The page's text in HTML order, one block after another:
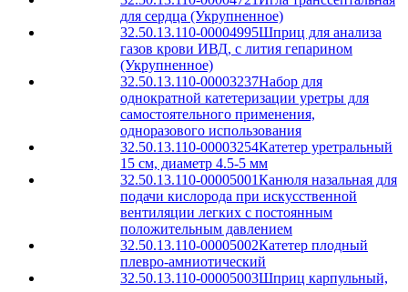
для сердца (Укрупненное)
32.50.13.110-00004995Шприц для анализа
газов крови ИВД, с лития гепарином
(Укрупненное)
32.50.13.110-00003237Набор для
однократной катетеризации уретры для
самостоятельного применения,
одноразового использования
32.50.13.110-00003254Катетер уретральный
15 см, диаметр 4.5-5 мм
32.50.13.110-00005001Канюля назальная для
подачи кислорода при искусственной
вентиляции легких с постоянным
положительным давлением
32.50.13.110-00005002Катетер плодный
плевро-амниотический
32.50.13.110-00005003Шприц карпульный,